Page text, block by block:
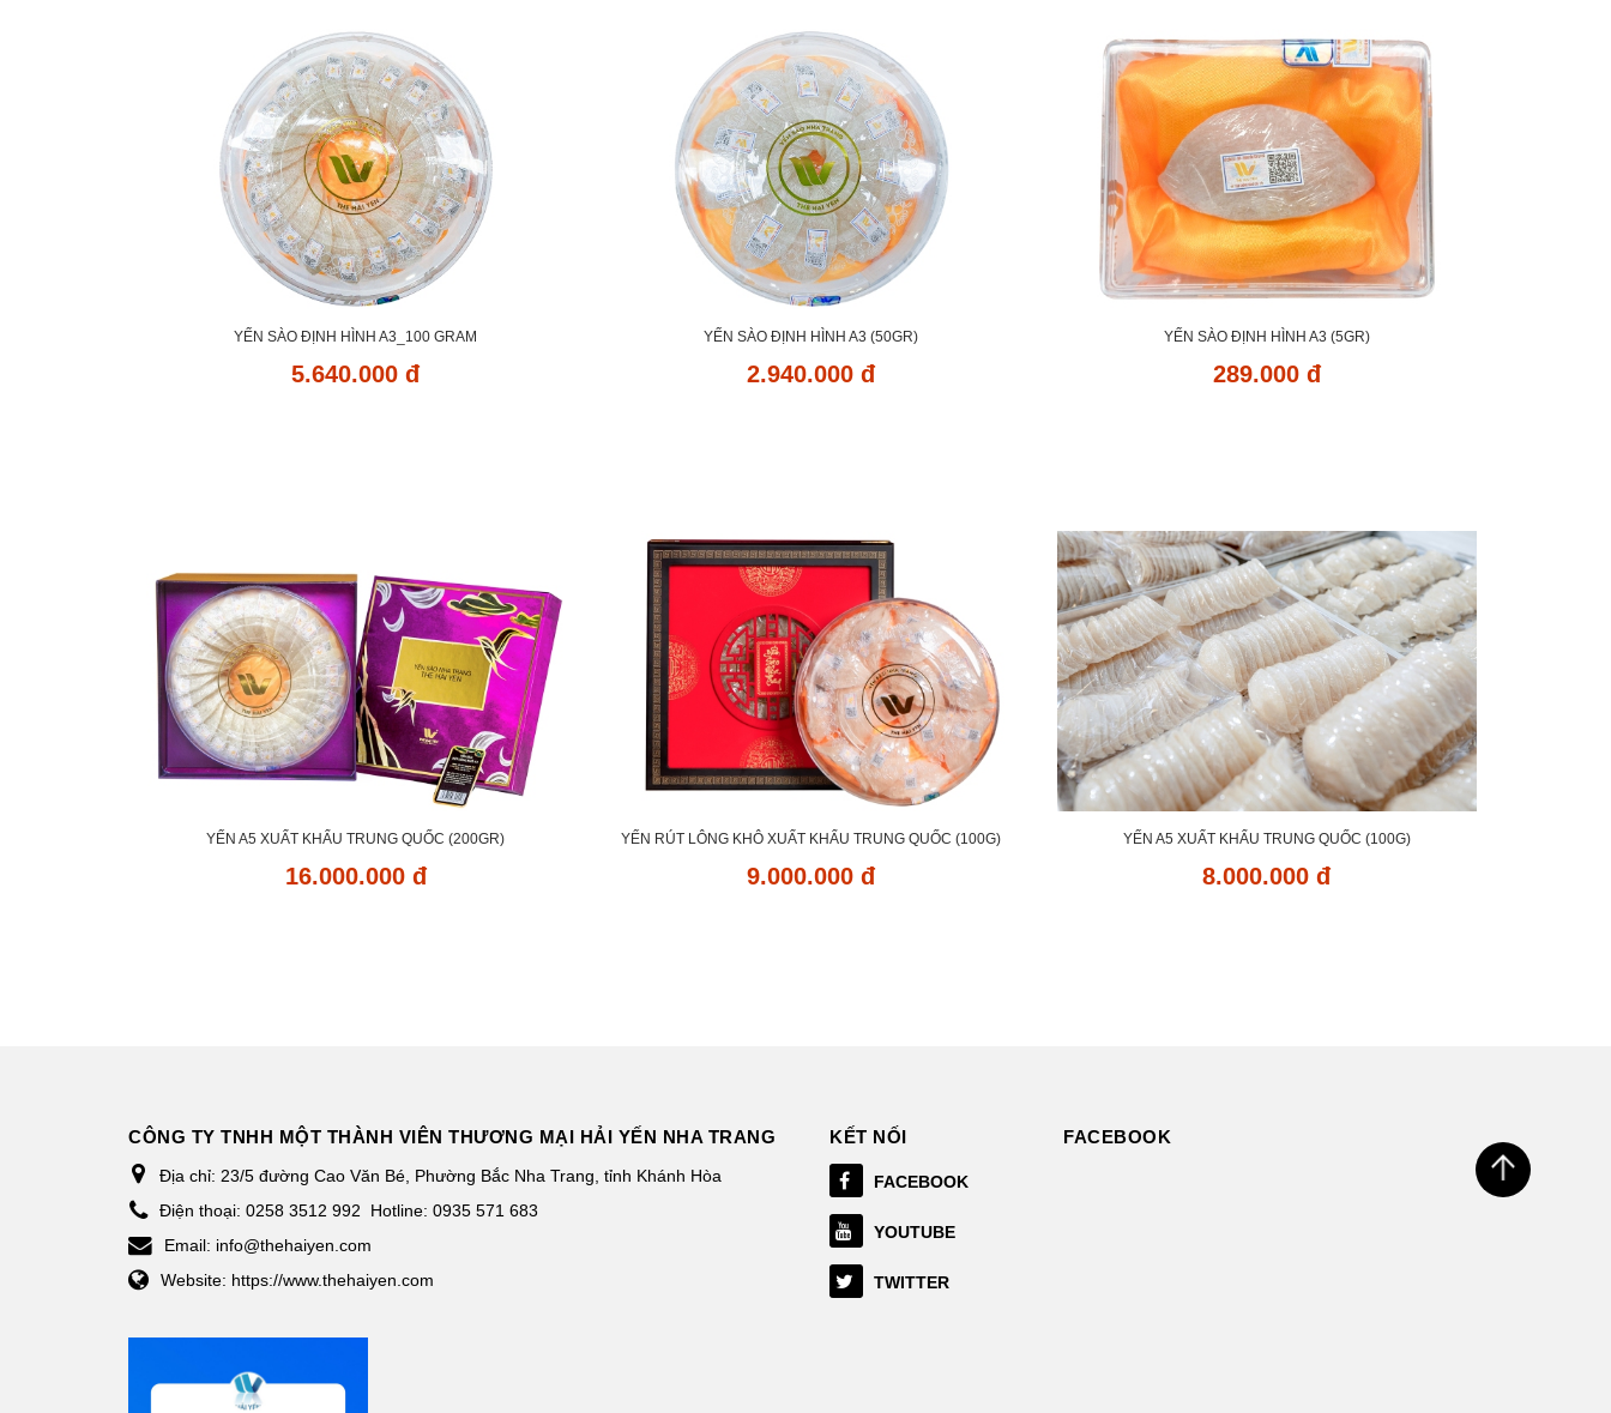
YẾN SÀO ĐỊNH HÌNH A3_100 GRAM
5.640.000 đ
YẾN SÀO ĐỊNH HÌNH A3 (50GR)
2.940.000 đ
YẾN SÀO ĐỊNH HÌNH A3 (5GR)
289.000 đ
YẾN A5 XUẤT KHẨU TRUNG QUỐC (200GR)
16.000.000 đ
YẾN RÚT LÔNG KHÔ XUẤT KHẨU TRUNG QUỐC (100G)
9.000.000 đ
YẾN A5 XUẤT KHẨU TRUNG QUỐC (100G)
8.000.000 đ
CÔNG TY TNHH MỘT THÀNH VIÊN THƯƠNG MẠI HẢI YẾN NHA TRANG
Địa chỉ: 23/5 đường Cao Văn Bé, Phường Bắc Nha Trang, tỉnh Khánh Hòa
Điện thoại: 0258 3512 992
Hotline: 0935 571 683
Email: info@thehaiyen.com
Website: https://www.thehaiyen.com
KẾT NỐI
FACEBOOK
YOUTUBE
TWITTER
FACEBOOK